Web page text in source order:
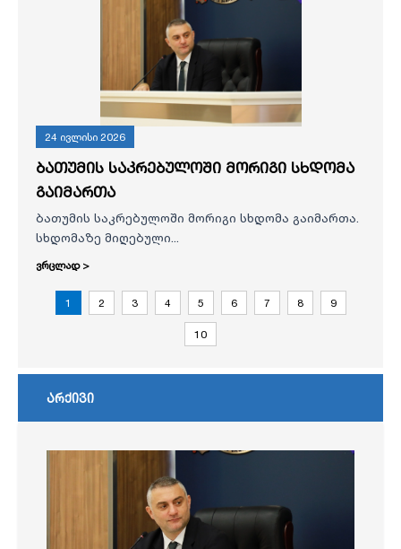
24 ივლისი 2026
ბათუმის საკრებულოში მორიგი სხდომა
გაიმართა
ბათუმის საკრებულოში მორიგი სხდომა გაიმართა.
სხდომაზე მიღებული...
ვრცლად >
1 2 3 4 5 6 7 8 9
10
არქივი